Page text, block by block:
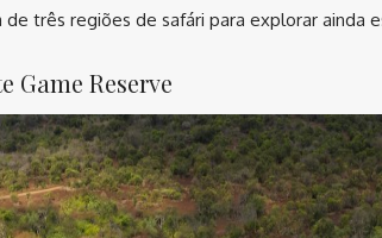
de três regiões de safári para explorar ainda
Game Reserve